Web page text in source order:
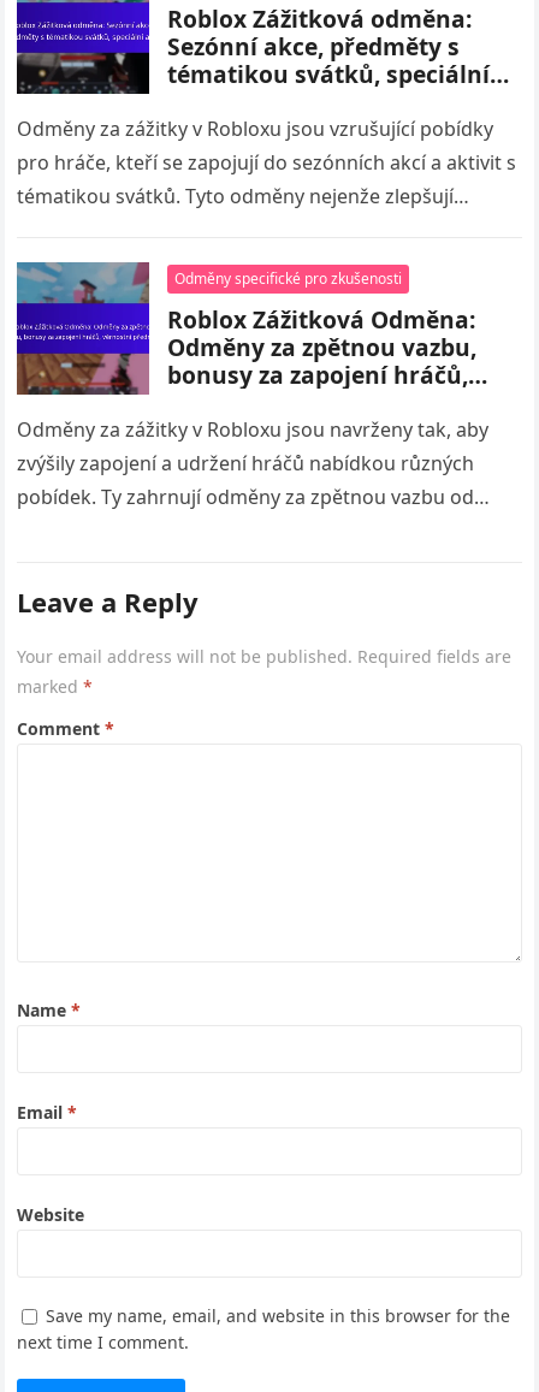
Roblox Zážitková odměna:
Sezónní akce, předměty s
tématikou svátků, speciální
Odměny za zážitky v Robloxu jsou vzrušující pobídky
pro hráče, kteří se zapojují do sezónních akcí a aktivit s
tématikou svátků. Tyto odměny nejenže zlepšují
Odměny specifické pro zkušenosti
Roblox Zážitková Odměna:
Odměny za zpětnou vazbu,
bonusy za zapojení hráčů,
Odměny za zážitky v Robloxu jsou navrženy tak, aby
zvýšily zapojení a udržení hráčů nabídkou různých
pobídek. Ty zahrnují odměny za zpětnou vazbu od
Leave a Reply
Your email address will not be published. Required fields are
marked*
Comment*
Name*
Email*
Website
Save my name, email, and website in this browser for the
next time I comment.